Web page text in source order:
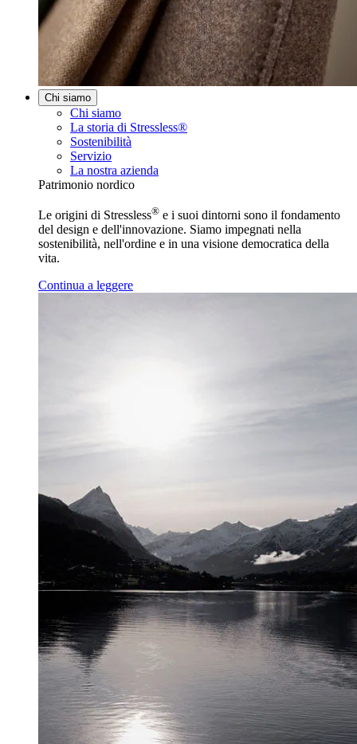
Chi siamo
Chi siamo
La storia di Stressless®
Sostenibilità
Servizio
La nostra azienda
Patrimonio nordico
Le origini di Stressless® e i suoi dintorni sono il fondamento
del design e dell'innovazione. Siamo impegnati nella
sostenibilità, nell'ordine e in una visione democratica della
vita.
Continua a leggere